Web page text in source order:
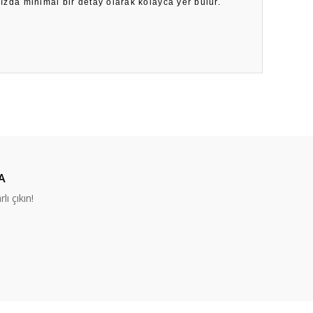
minimal bir detay olarak kolayca yer bulur.
çıkın!